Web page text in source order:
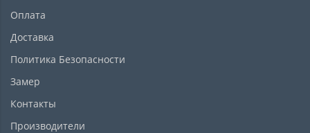
Оплата
Доставка
Политика Безопасности
Замер
Контакты
Производители